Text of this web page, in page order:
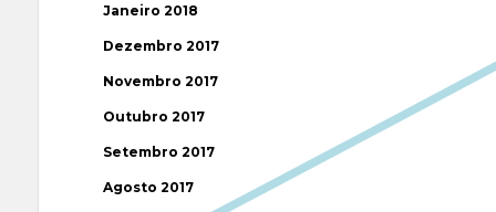
Janeiro 2018
Dezembro 2017
Novembro 2017
Outubro 2017
Setembro 2017
Agosto 2017